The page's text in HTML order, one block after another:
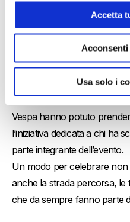
Accetta
Acconsenti
Usa solo i
Vespa Trophy
I vespisti che hanno
Vespa hanno potuto
l’iniziativa dedicata a chi ha
parte integrante dell’evento.
Un modo per celebrare non
anche la strada percorsa, le
che da sempre fanno parte